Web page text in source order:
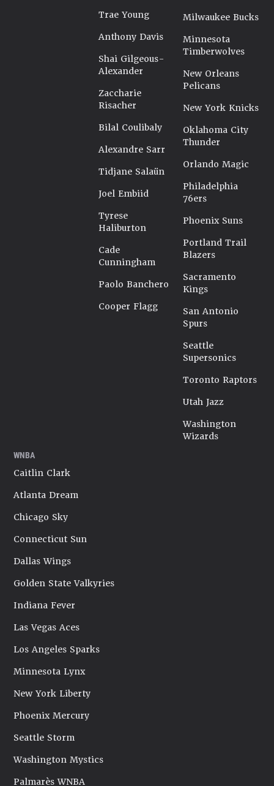
Trae Young
Anthony Davis
Shai Gilgeous-
Alexander
Zaccharie
Risacher
Bilal Coulibaly
Alexandre Sarr
Tidjane Salaün
Joel Embiid
Tyrese
Haliburton
Cade
Cunningham
Paolo Banchero
Cooper Flagg
Milwaukee Bucks
Minnesota
Timberwolves
New Orleans
Pelicans
New York Knicks
Oklahoma City
Thunder
Orlando Magic
Philadelphia
76ers
Phoenix Suns
Portland Trail
Blazers
Sacramento
Kings
San Antonio
Spurs
Seattle
Supersonics
Toronto Raptors
Utah Jazz
Washington
Wizards
WNBA
Caitlin Clark
Atlanta Dream
Chicago Sky
Connecticut Sun
Dallas Wings
Golden State Valkyries
Indiana Fever
Las Vegas Aces
Los Angeles Sparks
Minnesota Lynx
New York Liberty
Phoenix Mercury
Seattle Storm
Washington Mystics
Palmarès WNBA